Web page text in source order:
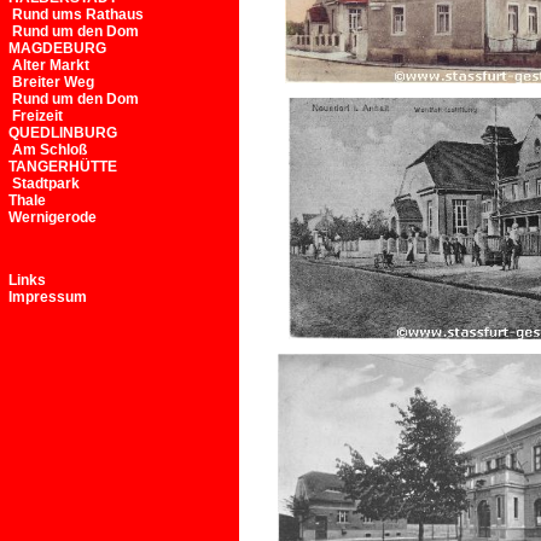
Rund ums Rathaus
Rund um den Dom
MAGDEBURG
Alter Markt
Breiter Weg
Rund um den Dom
Freizeit
QUEDLINBURG
Am Schloß
TANGERHÜTTE
Stadtpark
Thale
Wernigerode
Links
Impressum